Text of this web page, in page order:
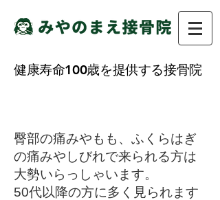
健康寿命100歳を提供する接骨院​
臀部の痛みやもも、ふくらはぎ
の痛みやしびれで来られる方は
大勢いらっしゃいます。
50代以降の方に多く見られます